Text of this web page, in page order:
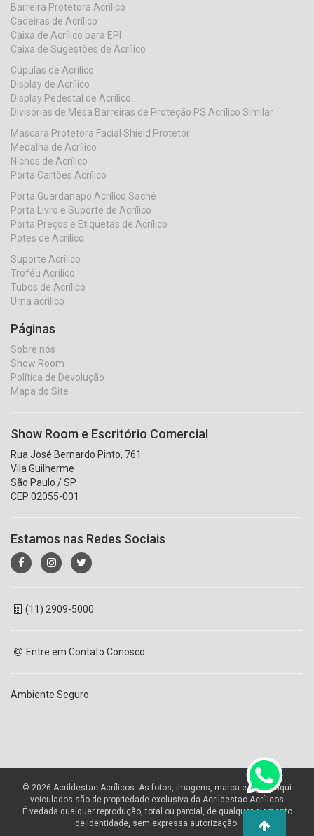
Barreira Protetora Acrilico
Cadeiras de Acrílico
Caixa de Acrílico para EPI
Caixa de Sugestões de Acrílico
Cúpulas de Acrílico
Display de Acrílico
Display Pedestal de Acrílico
Divisórias de Mesa Barreiras de Proteção PS Acrílico Similar
Mascara Protetora Facial Shield Protetor
Medalha de Acrílico
Nichos de Acrílico
Porta Cartões Acrílico
Porta Guardanapo Acrílico Sachê
Porta Livro e Suporte de Acrílico
Porta Preços e Etiquetas de Acrílico
Potes de Acrílico
Suporte Acrilico
Troféu Acrílico
Tubos de Acrílico
Urna acrilico
Páginas
Sobre nós
Show Room
Política de Devolução
Mapa do Site
Show Room e Escritório Comercial
Rua José Bernardo Pinto, 761
Vila Guilherme
São Paulo / SP
CEP 02055-001
Estamos nas Redes Sociais
(11) 2909-5000
Entre em Contato Conosco
Ambiente Seguro
© 2026 Acrildestac Acrílicos. As fotos, imagens, marca e layout aqui
veiculados são de propriedade exclusiva da Acrildestac Acrílicos
É vedada qualquer reprodução, total ou parcial, de qualquer elemento
de identidade, sem expressa autorização.